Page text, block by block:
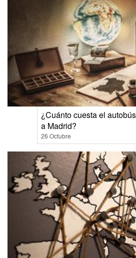
¿Cuánto cuesta el
a Madrid?
26 Octubre